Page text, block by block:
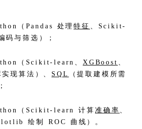
（Pandas 处理特征 、Scikit-
码与筛选）；
（Scikit-learn、 XGBoost 、
实现算法）、 SQL
（提取建模所需
（Scikit-learn 计算准确率 、
绘制 ROC 曲线）。